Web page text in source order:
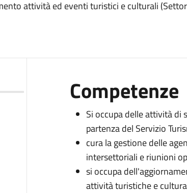
attività ed eventi turistici e culturali
Competenze
Si occupa delle attività di
partenza del Servizio
cura la gestione delle
intersettoriali e riunioni
si occupa
attività turistiche e